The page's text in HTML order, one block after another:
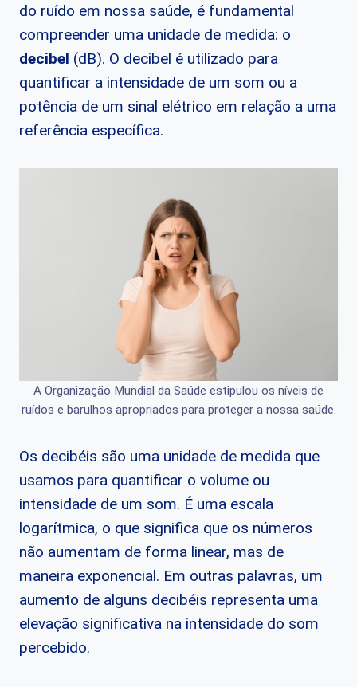
do ruído em nossa saúde, é fundamental
compreender uma unidade de medida: o
decibel (dB). O decibel é utilizado para
quantificar a intensidade de um som ou a
potência de um sinal elétrico em relação a uma
referência específica.
A Organização Mundial da Saúde estipulou os níveis de
ruídos e barulhos apropriados para proteger a nossa saúde.
Os decibéis são uma unidade de medida que
usamos para quantificar o volume ou
intensidade de um som. É uma escala
logarítmica, o que significa que os números
não aumentam de forma linear, mas de
maneira exponencial. Em outras palavras, um
aumento de alguns decibéis representa uma
elevação significativa na intensidade do som
percebido.